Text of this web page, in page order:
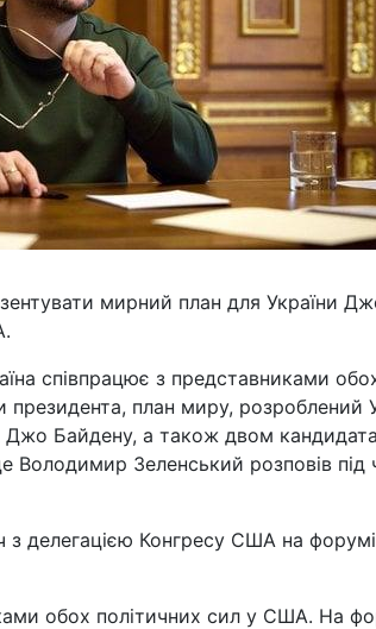
мирний план для України
співпрацює з представниками
план миру, розроблений
Джо Байдену, а також двом
Зеленський розповів під
делегацією Конгресу США на
обох політичних сил у США. На